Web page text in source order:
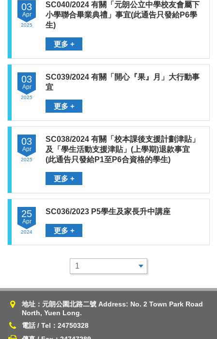
03
Apr
2025
SC040/2024 有關「元朗公立中學校友會屬下
小學聯合畢業典禮」事宜(此通告只發給P6學
生)
更多 +
03
Apr
2025
SC039/2024 有關「開心『果』月」大行動事
宜
更多 +
03
Apr
2025
SC038/2024 有關「校本課後支援計劃津貼」
及「學生活動支援津貼」(上學期)退款事宜
(此通告只發給P1至P6合資格的學生)
更多 +
25
Apr
2024
SC036/2023 P5學生及家長升中講座
更多 +
地址：元朗公園北路二號 Address: No. 2 Town Park Road
North, Yuen Long.
電話 / Tel：24750328